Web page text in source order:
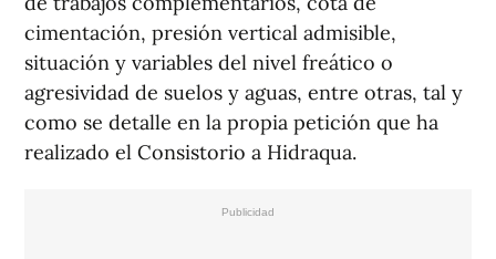
cimentación, presión vertical admisible,
situación y variables del nivel freático o
agresividad de suelos y aguas, entre otras, tal y
como se detalle en la propia petición que ha
realizado el Consistorio a Hidraqua.